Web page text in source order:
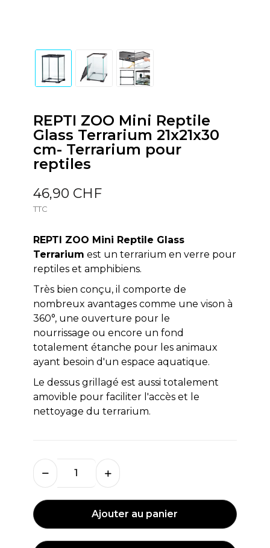
REPTI ZOO Mini Reptile
Glass Terrarium 21x21x30
cm- Terrarium pour
reptiles
46,90 CHF
TTC
REPTI ZOO Mini Reptile Glass
Terrarium est un terrarium en verre pour
reptiles et amphibiens.
Très bien conçu, il comporte de
nombreux avantages comme une vison à
360°, une ouverture pour le
nourrissage ou encore un fond
totalement étanche pour les animaux
ayant besoin d'un espace aquatique.
Le dessus grillagé est aussi totalement
amovible pour faciliter l'accès et le
nettoyage du terrarium.
Ajouter au panier